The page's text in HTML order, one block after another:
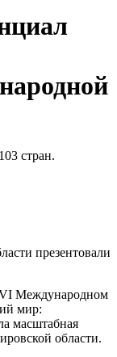
стран.
Международном
мир:
масштабная
области.